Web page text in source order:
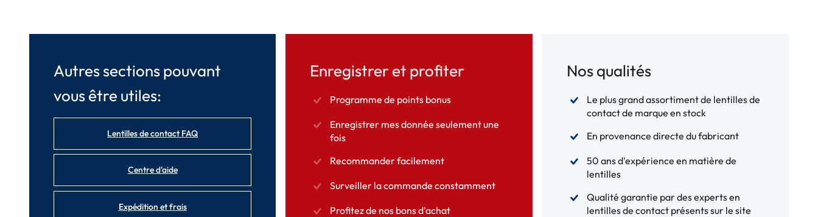
Autres sections pouvant
vous être utiles:
Lentilles de contact FAQ
Centre d'aide
Expédition et frais
Enregistrer et profiter
Programme de points bonus
Enregistrer mes donnée seulement une
fois
Recommander facilement
Surveiller la commande constamment
Profitez de nos bons d'achat
Nos qualités
Le plus grand assortiment de lentilles de
contact de marque en stock
En provenance directe du fabricant
50 ans d'expérience en matière de
lentilles
Qualité garantie par des experts en
lentilles de contact présents sur le site